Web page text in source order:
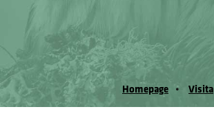
Homepage Visita